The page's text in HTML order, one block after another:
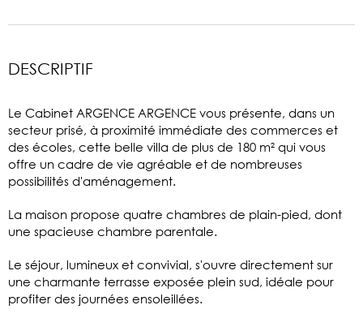
DESCRIPTIF
Le Cabinet ARGENCE ARGENCE vous présente, dans un
secteur prisé, à proximité immédiate des commerces et
des écoles, cette belle villa de plus de 180 m² qui vous
offre un cadre de vie agréable et de nombreuses
possibilités d'aménagement.
La maison propose quatre chambres de plain-pied, dont
une spacieuse chambre parentale.
Le séjour, lumineux et convivial, s'ouvre directement sur
une charmante terrasse exposée plein sud, idéale pour
profiter des journées ensoleillées.